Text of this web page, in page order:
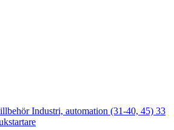
Industri, automation (31-40, 45) 33